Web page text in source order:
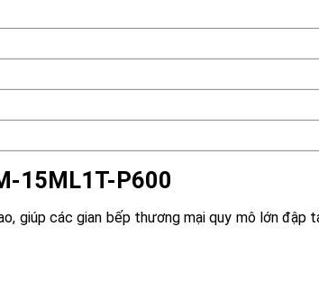
15ML1T-P600
giúp các gian bếp thương mại quy mô lớn đập